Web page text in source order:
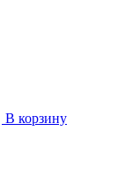
В корзину